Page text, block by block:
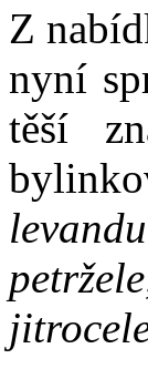
Z
nyní
těší